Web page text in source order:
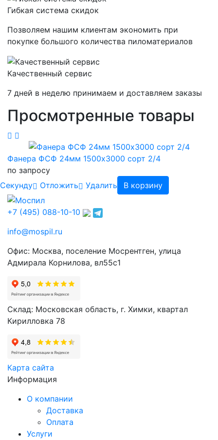
Гибкая система скидок
Позволяем нашим клиентам экономить при
покупке большого количества пиломатериалов
Качественный сервис
7 дней в неделю принимаем и доставляем заказы
Просмотренные товары
Фанера ФСФ 24мм 1500х3000 сорт 2/4
по запросу
Cекунду
Отложить Удалить В корзину
+7 (495) 088-10-10
info@mospil.ru
Офис: Москва, поселение Мосрентген, улица
Адмирала Корнилова, вл55с1
Склад: Московская область, г. Химки, квартал
Кирилловка 78
Карта сайта
Информация
О компании
Доставка
Оплата
Услуги